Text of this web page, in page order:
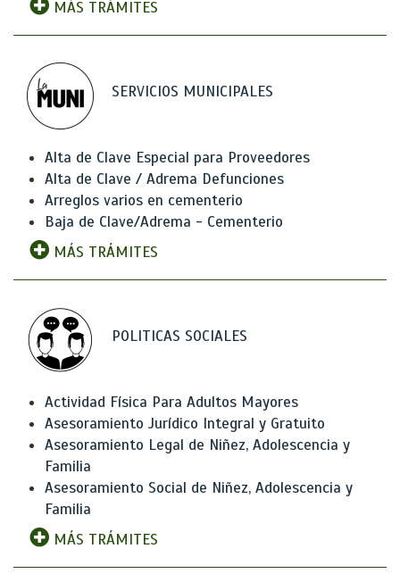
MÁS TRÁMITES
SERVICIOS MUNICIPALES
Alta de Clave Especial para Proveedores
Alta de Clave / Adrema Defunciones
Arreglos varios en cementerio
Baja de Clave/Adrema - Cementerio
MÁS TRÁMITES
POLITICAS SOCIALES
Actividad Física Para Adultos Mayores
Asesoramiento Jurídico Integral y Gratuito
Asesoramiento Legal de Niñez, Adolescencia y
Familia
Asesoramiento Social de Niñez, Adolescencia y
Familia
MÁS TRÁMITES